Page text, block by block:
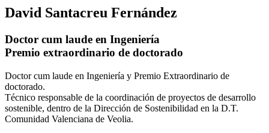
David Santacreu Fernández
Doctor cum laude en Ingeniería
Premio extraordinario de doctorado
Doctor cum laude en Ingeniería y Premio Extraordinario de
doctorado.
Técnico responsable de la coordinación de proyectos de desarrollo
sostenible, dentro de la Dirección de Sostenibilidad en la D.T.
Comunidad Valenciana de Veolia.